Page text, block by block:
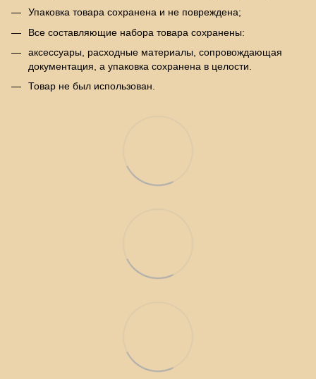
Упаковка товара сохранена и не повреждена;
Все составляющие набора товара сохранены:
аксессуары, расходные материалы, сопровождающая
документация, а упаковка сохранена в целости.
Товар не был использован.